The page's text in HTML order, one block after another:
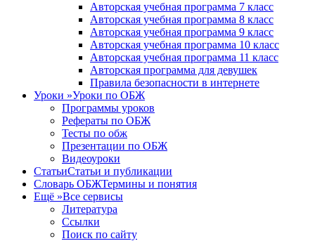
Авторская учебная программа 7 класс
Авторская учебная программа 8 класс
Авторская учебная программа 9 класс
Авторская учебная программа 10 класс
Авторская учебная программа 11 класс
Авторская программа для девушек
Правила безопасности в интернете
Уроки »Уроки по ОБЖ
Программы уроков
Рефераты по ОБЖ
Тесты по обж
Презентации по ОБЖ
Видеоуроки
СтатьиСтатьи и публикации
Словарь ОБЖТермины и понятия
Ещё »Все сервисы
Литература
Ссылки
Поиск по сайту